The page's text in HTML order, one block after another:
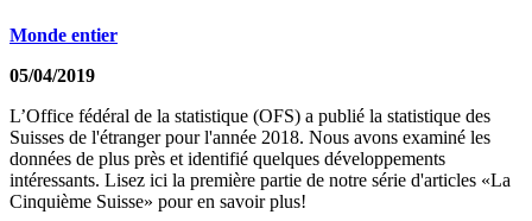
Monde entier
05/04/2019
L’Office fédéral de la statistique (OFS) a publié la statistique des
Suisses de l'étranger pour l'année 2018. Nous avons examiné les
données de plus près et identifié quelques développements
intéressants. Lisez ici la première partie de notre série d'articles «La
Cinquième Suisse» pour en savoir plus!